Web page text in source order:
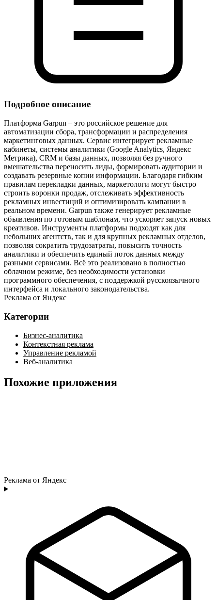
Подробное описание
Платформа Garpun – это российское решение для
автоматизации сбора, трансформации и распределения
маркетинговых данных. Сервис интегрирует рекламные
кабинеты, системы аналитики (Google Analytics, Яндекс
Метрика), CRM и базы данных, позволяя без ручного
вмешательства переносить лиды, формировать аудитории и
создавать резервные копии информации. Благодаря гибким
правилам перекладки данных, маркетологи могут быстро
строить воронки продаж, отслеживать эффективность
рекламных инвестиций и оптимизировать кампании в
реальном времени. Garpun также генерирует рекламные
объявления по готовым шаблонам, что ускоряет запуск новых
креативов. Инструменты платформы подходят как для
небольших агентств, так и для крупных рекламных отделов,
позволяя сократить трудозатраты, повысить точность
аналитики и обеспечить единый поток данных между
разными сервисами. Всё это реализовано в полностью
облачном режиме, без необходимости установки
программного обеспечения, с поддержкой русскоязычного
интерфейса и локального законодательства.
Реклама от Яндекс
Категории
Бизнес-аналитика
Контекстная реклама
Управление рекламой
Веб-аналитика
Похожие приложения
Реклама от Яндекс